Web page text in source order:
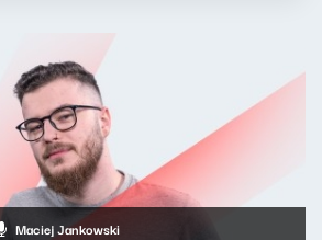
Maciej Jankowski